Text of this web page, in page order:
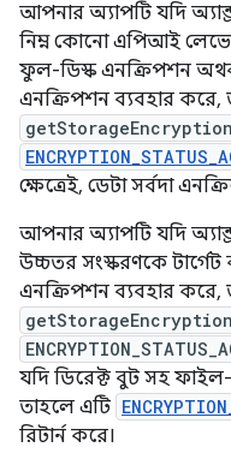
আপনার অ্যাপটি যদি
নিম্ন কোনো এপিআই
ফুল-ডিস্ক এনক্রিপশন
এনক্রিপশন ব্যবহার করে,
ক্ষেত্রেই, ডেটা সর্বদা
আপনার অ্যাপটি যদি
উচ্চতর সংস্করণকে
এনক্রিপশন ব্যবহার করে,
যদি ডিরেক্ট বুট সহ
তাহলে এটি
রিটার্ন করে।